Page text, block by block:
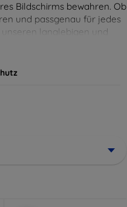
Bildschirms bewahren. Ob
und passgenau für jedes
langlebigen und